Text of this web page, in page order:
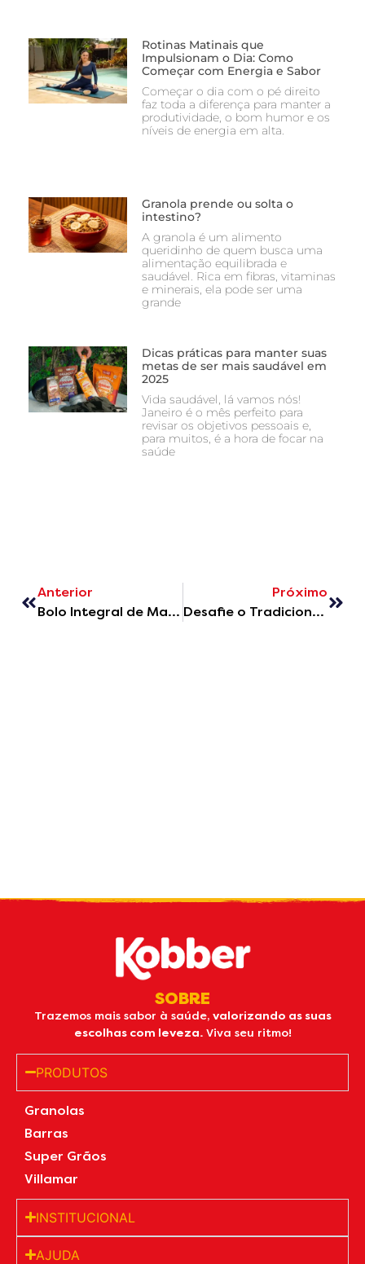
Rotinas Matinais que
Impulsionam o Dia: Como
Começar com Energia e Sabor
Começar o dia com o pé direito
faz toda a diferença para manter a
produtividade, o bom humor e os
níveis de energia em alta.
Granola prende ou solta o
intestino?
A granola é um alimento
queridinho de quem busca uma
alimentação equilibrada e
saudável. Rica em fibras, vitaminas
e minerais, ela pode ser uma
grande
Dicas práticas para manter suas
metas de ser mais saudável em
2025
Vida saudável, lá vamos nós!
Janeiro é o mês perfeito para
revisar os objetivos pessoais e,
para muitos, é a hora de focar na
saúde
Anterior
Bolo Integral de Maçã e Granola
Próximo
Desafie o Tradicional: Receitas de Sobremesas Saudáveis com Granola
SOBRE
Trazemos mais sabor à saúde, valorizando as suas
escolhas com leveza.Viva seu ritmo!
PRODUTOS
Granolas
Barras
Super Grãos
Villamar
INSTITUCIONAL
AJUDA